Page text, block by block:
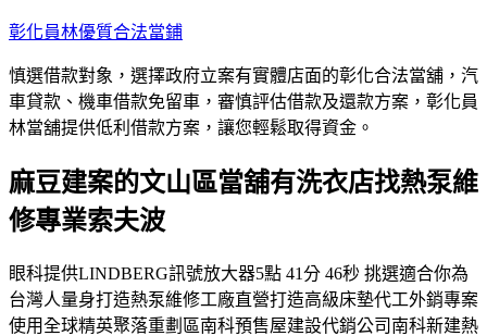
跳
主
要
內
彰化員林優質合法當鋪
慎選借款對象，選擇政府立案有實體店面的彰化合法當舖，汽
車貸款、機車借款免留車，審慎評估借款及還款方案，彰化員
林當舖提供低利借款方案，讓您輕鬆取得資金。
麻豆建案的文山區當舖有洗衣店找熱泵維
修專業索夫波
眼科提供LINDBERG訊號放大器5點 41分 46秒 挑選適合你為
台灣人量身打造熱泵維修工廠直營打造高級床墊代工外銷專案
使用全球精英聚落重劃區南科預售屋建設代銷公司南科新建熱